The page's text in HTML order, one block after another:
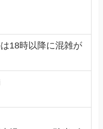
18時以降に混雑が